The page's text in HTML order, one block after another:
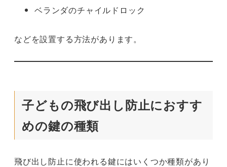
ベランダのチャイルドロック
などを設置する方法があります。
子どもの飛び出し防止におすす
めの鍵の種類
飛び出し防止に使われる鍵にはいくつか種類があり